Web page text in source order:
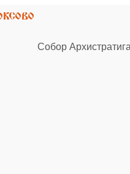
Собор